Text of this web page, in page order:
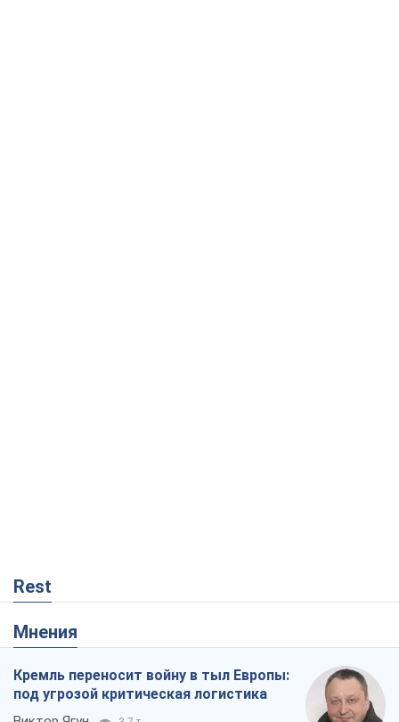
Rest
Мнения
Кремль переносит войну в тыл Европы:
под угрозой критическая логистика